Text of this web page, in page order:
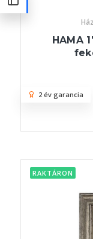
HAMA
2 év garancia
RAKTÁRON